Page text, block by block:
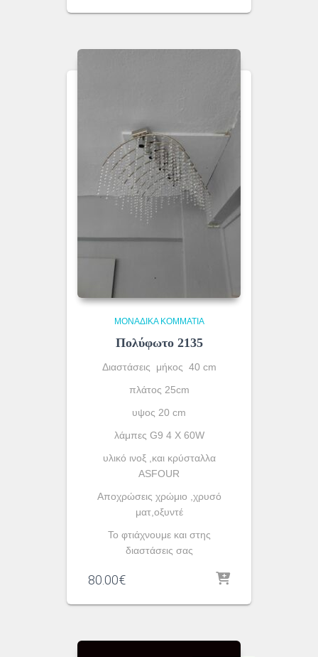
ΜΟΝΆΔΙΚΑ ΚΟΜΜΆΤΙΑ
Πολύφωτο 2135
Διαστάσεις μήκος 40 cm
πλάτος 25cm
υψος 20 cm
λάμπες G9 4 X 60W
υλικό ινοξ ,και κρύσταλλα
ASFOUR
Aποχρώσεις χρώμιο ,χρυσό
ματ,οξυντέ
To φτιάχνουμε και στης
διαστάσεις σας
80.00€